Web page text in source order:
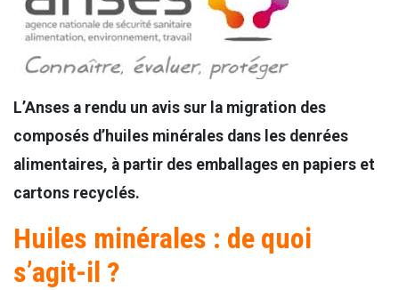
L’Anses a rendu un avis sur la migration des
composés d’huiles minérales dans les denrées
alimentaires, à partir des emballages en papiers et
cartons recyclés.
Huiles minérales : de quoi
s’agit-il ?